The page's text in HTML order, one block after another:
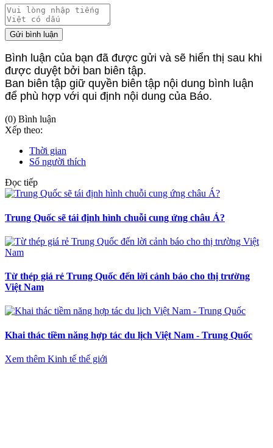
Gửi bình luận
Bình luận của bạn đã được gửi và sẽ hiển thị sau khi
được duyệt bởi ban biên tập.
Ban biên tập giữ quyền biên tập nội dung bình luận
để phù hợp với qui định nội dung của Báo.
(0) Bình luận
Xếp theo:
Thời gian
Số người thích
Đọc tiếp
Trung Quốc sẽ tái định hình chuỗi cung ứng châu Á?
Từ thép giá rẻ Trung Quốc đến lời cảnh báo cho thị trường
Việt Nam
Khai thác tiềm năng hợp tác du lịch Việt Nam - Trung Quốc
Xem thêm Kinh tế thế giới